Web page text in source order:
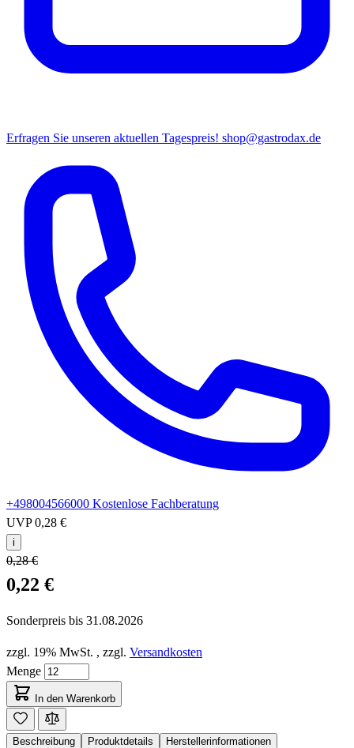
Erfragen Sie unseren aktuellen Tagespreis! shop@gastrodax.de
+498004566000 Kostenlose Fachberatung
UVP0,28 €
i
0,28 €
0,22 €
Sonderpreis bis 31.08.2026
zzgl. 19% MwSt. , zzgl. Versandkosten
Menge
In den Warenkorb
Beschreibung Produktdetails
Herstellerinformationen